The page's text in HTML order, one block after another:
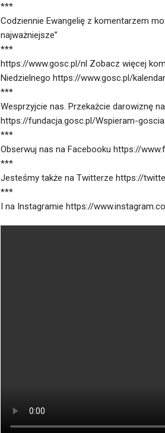
***
Codziennie Ewangelię z komentarzem
najważniejsze”
***
https://www.gosc.pl/nl Zobacz więcej
Niedzielnego https://www.gosc.pl/
***
Wesprzyjcie nas. Przekażcie darowiznę
https://fundacja.gosc.pl/Wspieram-goscia
***
Obserwuj nas na Facebooku https://
***
Jesteśmy także na Twitterze https://
***
I na Instagramie https://